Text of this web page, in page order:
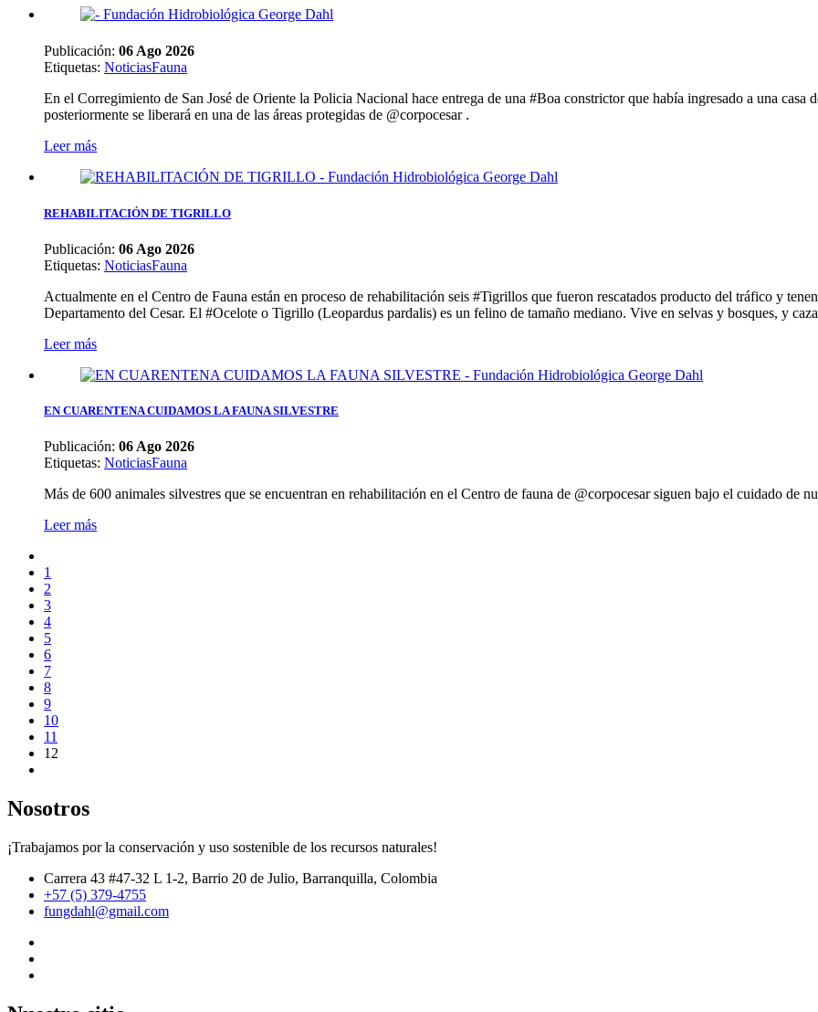
Publicación: 06 Ago 2026
Etiquetas: NoticiasFauna
En el Corregimiento de San José de Oriente la Policia Nacional hace entrega de una #Boa constrictor que había ingresado a una
posteriormente se liberará en una de las áreas protegidas de @corpocesar .
Leer más
REHABILITACIÓN DE TIGRILLO
Publicación: 06 Ago 2026
Etiquetas: NoticiasFauna
Actualmente en el Centro de Fauna están en proceso de rehabilitación seis #Tigrillos que fueron rescatados producto del tráfico y
Departamento del Cesar. El #Ocelote o Tigrillo (Leopardus pardalis) es un felino de tamaño mediano. Vive en selvas y bosques, y
Leer más
EN CUARENTENA CUIDAMOS LA FAUNA SILVESTRE
Publicación: 06 Ago 2026
Etiquetas: NoticiasFauna
Más de 600 animales silvestres que se encuentran en rehabilitación en el Centro de fauna de @corpocesar siguen bajo el cuidado de
Leer más
1
2
3
4
5
6
7
8
9
10
11
12
Nosotros
¡Trabajamos por la conservación y uso sostenible de los recursos naturales!
Carrera 43 #47-32 L 1-2, Barrio 20 de Julio, Barranquilla, Colombia
+57 (5) 379-4755
fungdahl@gmail.com